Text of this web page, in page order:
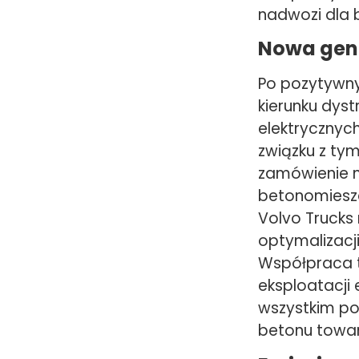
nadwozi dla
Nowa
Po
kierunku
związku z
zamówienie
Volvo
eksploatacji
wszystkim
betonu